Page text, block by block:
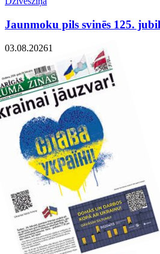
Jaunmoku pils svinēs 125.
03.08.20261